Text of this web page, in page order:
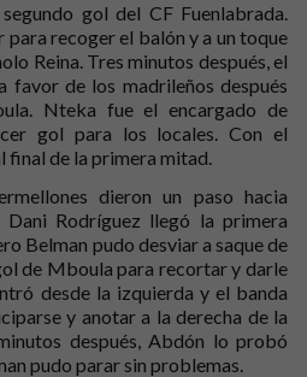
gol del CF Fuenlabrada.
para recoger el balón y a un toque
Reina. Tres minutos después, el
favor de los madrileños después
Nteka fue el encargado de
gol para los locales. Con el
final de la primera mitad.
dieron un paso hacia
Rodríguez llegó la primera
Belman pudo desviar a saque de
de Mboula para recortar y darle
desde la izquierda y el banda
y anotar a la derecha de la
después, Abdón lo probó
pudo parar sin problemas.